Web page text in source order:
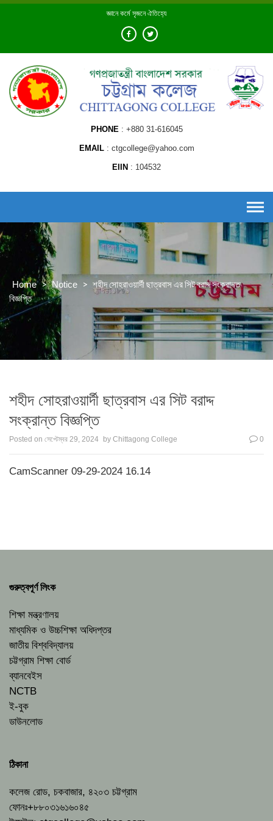
Skip
জ্ঞানে কর্মে সৃজনে ঐতিহ্যে
PHONE +880 31-616045
EMAIL ctgcollege@yahoo.com
EIIN 104532
Home > Notice > শহীদ সোহরাওয়ার্দী ছাত্রবাস এর সিট বরাদ্দ সংক্রান্ত
বিজ্ঞপ্তি
শহীদ সোহরাওয়ার্দী ছাত্রবাস এর সিট বরাদ্দ
সংক্রান্ত বিজ্ঞপ্তি
Posted on সেপ্টেম্বর 29, 2024 by Chittagong College 0
CamScanner 09-29-2024 16.14
গুরুত্বপূর্ণ লিংক
শিক্ষা মন্ত্রণালয়
মাধ্যমিক ও উচ্চশিক্ষা অধিদপ্তর
জাতীয় বিশ্ববিদ্যালয়
চট্টগ্রাম শিক্ষা বোর্ড
ব্যানবেইস
NCTB
ই-বুক
ডাউনলোড
ঠিকানা
কলেজ রোড, চকবাজার, ৪২০৩ চট্টগ্রাম
ফোনঃ+৮৮০৩১৬১৬০৪৫